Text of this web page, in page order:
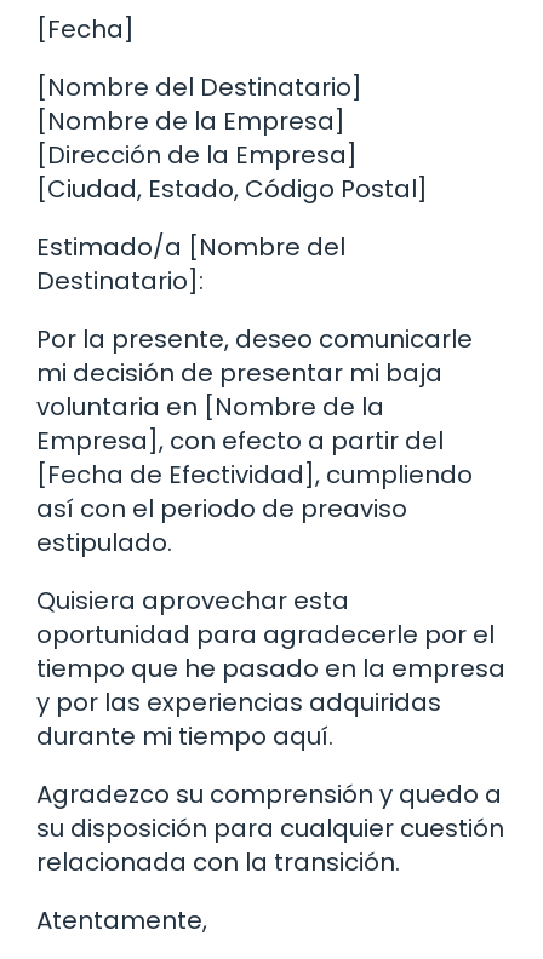
[Fecha]
[Nombre del Destinatario]
[Nombre de la Empresa]
[Dirección de la Empresa]
[Ciudad, Estado, Código Postal]
Estimado/a [Nombre del
Destinatario]:
Por la presente, deseo comunicarle
mi decisión de presentar mi baja
voluntaria en [Nombre de la
Empresa], con efecto a partir del
[Fecha de Efectividad], cumpliendo
así con el periodo de preaviso
estipulado.
Quisiera aprovechar esta
oportunidad para agradecerle por el
tiempo que he pasado en la empresa
y por las experiencias adquiridas
durante mi tiempo aquí.
Agradezco su comprensión y quedo a
su disposición para cualquier cuestión
relacionada con la transición.
Atentamente,